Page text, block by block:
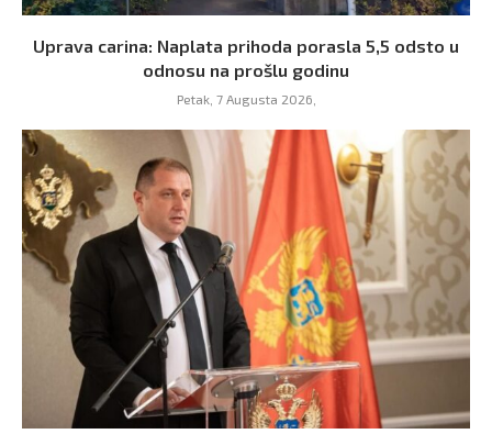
Uprava carina: Naplata prihoda porasla 5,5 odsto u
odnosu na prošlu godinu
Petak, 7 Augusta 2026,